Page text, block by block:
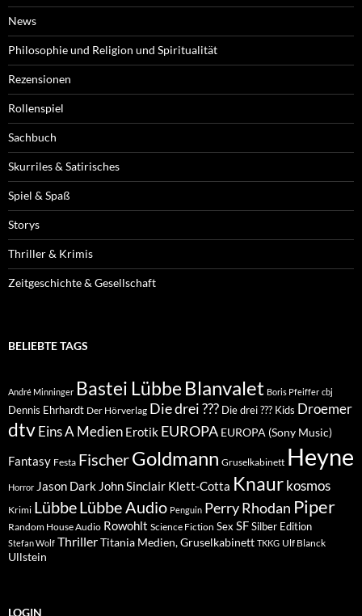
News
Philosophie und Religion und Spiritualität
Rezensionen
Rollenspiel
Sachbuch
Skurriles & Satirisches
Spiel & Spaß
Storys
Thriller & Krimis
Zeitgeschichte & Gesellschaft
BELIEBTE TAGS
André Minninger Bastei Lübbe Blanvalet Boris Pfeiffer cbj
Dennis Ehrhardt Der Hörverlag Die drei ??? Die drei ??? Kids Droemer
dtvEins A Medien Erotik EUROPA EUROPA (Sony Music)
Fantasy Festa FischerGoldmann Gruselkabinett Heyne
Horror Jason Dark John Sinclair Klett-Cotta Knaur kosmos
Krimi LübbeLübbe Audio Penguin Perry Rhodan Piper
Random House Audio Rowohlt Science Fiction Sex SFSilber Edition
Stefan Wolf ThrillerTitania Medien, Gruselkabinett TKKG Ulf Blanck
Ullstein
LOGIN